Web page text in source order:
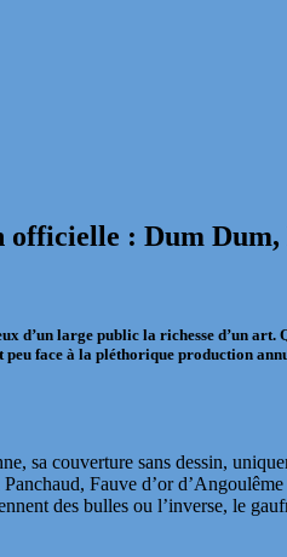
officielle : Dum
d’un large public la richesse d’un
face à la pléthorique production
sa couverture sans dessin,
Fauve d’or
des bulles ou l’inverse, le